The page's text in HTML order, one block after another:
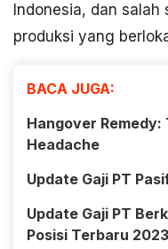
Indonesia, dan
produksi yang
BACA JUGA:
Hangover
Headache
Update Gaji PT
Update Gaji PT
Posisi Terbaru 2023